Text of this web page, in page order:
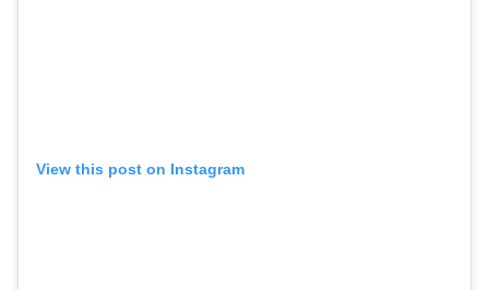
View this post on Instagram